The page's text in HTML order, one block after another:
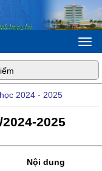
2024 - 2025
2025
Nội dung